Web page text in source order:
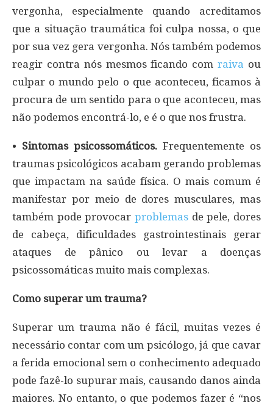
vergonha, especialmente quando acreditamos
que a situação traumática foi culpa nossa, o que
por sua vez gera vergonha. Nós também podemos
reagir contra nós mesmos ficando comraiva ou
culpar o mundo pelo o que aconteceu, ficamos à
procura de um sentido para o que aconteceu, mas
não podemos encontrá-lo, e é o que nos frustra.
• Sintomas psicossomáticos. Frequentemente os
traumas psicológicos acabam gerando problemas
que impactam na saúde física. O mais comum é
manifestar por meio de dores musculares, mas
também pode provocar problemas de pele, dores
de cabeça, dificuldades gastrointestinais gerar
ataques de pânico ou levar a doenças
psicossomáticas muito mais complexas.
Como superar um trauma?
Superar um trauma não é fácil, muitas vezes é
necessário contar com um psicólogo, já que cavar
a ferida emocional sem o conhecimento adequado
pode fazê-lo supurar mais, causando danos ainda
maiores. No entanto, o que podemos fazer é “nos